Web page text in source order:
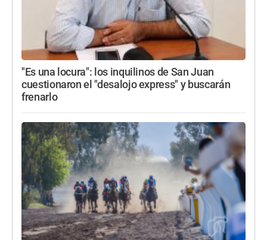
"Es una locura": los inquilinos de San Juan
cuestionaron el "desalojo express" y buscarán
frenarlo